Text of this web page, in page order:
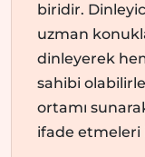
biridir.
uzman
dinleyerek
sahibi
ortamı
ifade